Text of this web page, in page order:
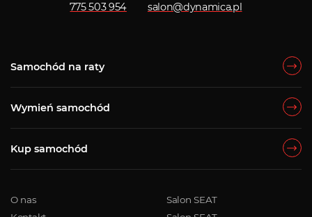
775 503 954 salon@dynamica.pl
Samochód na raty
Wymień samochód
Kup samochód
O nas
Salon SEAT